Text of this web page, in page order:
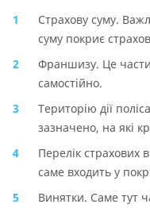
Страхову суму.
суму покриє
Франшизу. Це
самостійно.
Територію дії
зазначено, на які
Перелік страхових
саме входить у
Винятки. Саме тут